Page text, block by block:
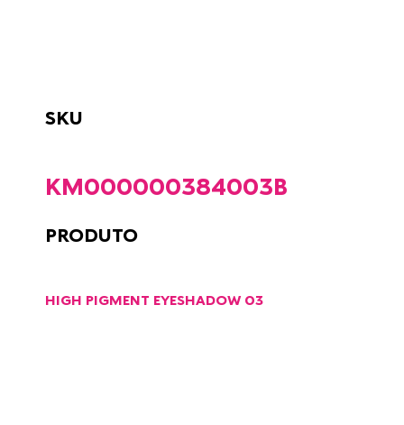
SKU
KM000000384003B
PRODUTO
HIGH PIGMENT EYESHADOW 03